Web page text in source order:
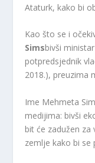
Ataturk, kako bi
Kao što se i
Simsbivši
potpredsjednik
2018.), preuzima
Ime Mehmeta
medijima: bivši
bit će zadužen
zemlje kako bi